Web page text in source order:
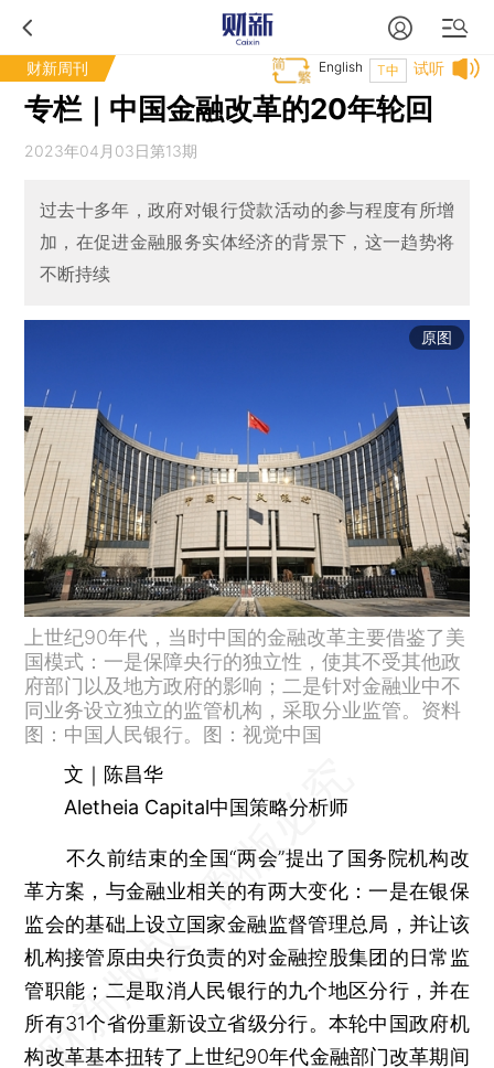
财新周刊 试听
T中
English
专栏｜中国金融改革的20年轮回
2023年04月03日第13期
过去十多年，政府对银行贷款活动的参与程度有所增
加，在促进金融服务实体经济的背景下，这一趋势将
不断持续
原图
上世纪90年代，当时中国的金融改革主要借鉴了美
国模式：一是保障央行的独立性，使其不受其他政
府部门以及地方政府的影响；二是针对金融业中不
同业务设立独立的监管机构，采取分业监管。资料
图：中国人民银行。图：视觉中国
文｜陈昌华
Aletheia Capital中国策略分析师
不久前结束的全国“两会”提出了国务院机构改
革方案，与金融业相关的有两大变化：一是在银保
监会的基础上设立国家金融监督管理总局，并让该
机构接管原由央行负责的对金融控股集团的日常监
管职能；二是取消人民银行的九个地区分行，并在
所有31个省份重新设立省级分行。本轮中国政府机
构改革基本扭转了上世纪90年代金融部门改革期间